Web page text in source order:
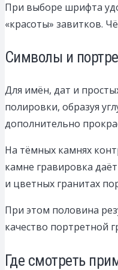
При выборе шрифта
«красоты» завитков.
Символы и
Для имён, дат и
полировки, образуя
дополнительно
На тёмных камнях
камне гравировка
и цветных гранитах
При этом половина
качество портретной
Где смотреть